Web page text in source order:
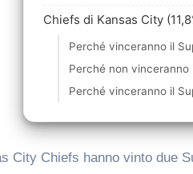
Chiefs di Kansas City
Perché vinceranno il
Perché non vinceranno
Perché vinceranno il